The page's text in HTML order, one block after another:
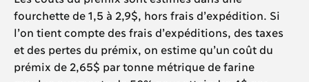
fourchette de 1,5 à 2,9$, hors frais d’expédition. Si
l’on tient compte des frais d’expéditions, des taxes
et des pertes du prémix, on estime qu’un coût du
prémix de 2,65$ par tonne métrique de farine